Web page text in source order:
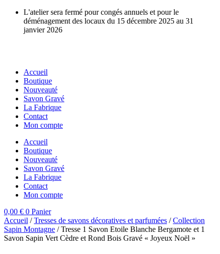
Aller
contenu
L'atelier sera fermé pour congés annuels et pour le
déménagement des locaux du 15 décembre 2025 au 31
janvier 2026
Accueil
Boutique
Nouveauté
Savon Gravé
La Fabrique
Contact
Mon compte
Accueil
Boutique
Nouveauté
Savon Gravé
La Fabrique
Contact
Mon compte
0,00 € 0 Panier
Accueil /Tresses de savons décoratives et parfumées /Collection
Sapin Montagne / Tresse 1 Savon Etoile Blanche Bergamote et 1
Savon Sapin Vert Cèdre et Rond Bois Gravé « Joyeux Noël »